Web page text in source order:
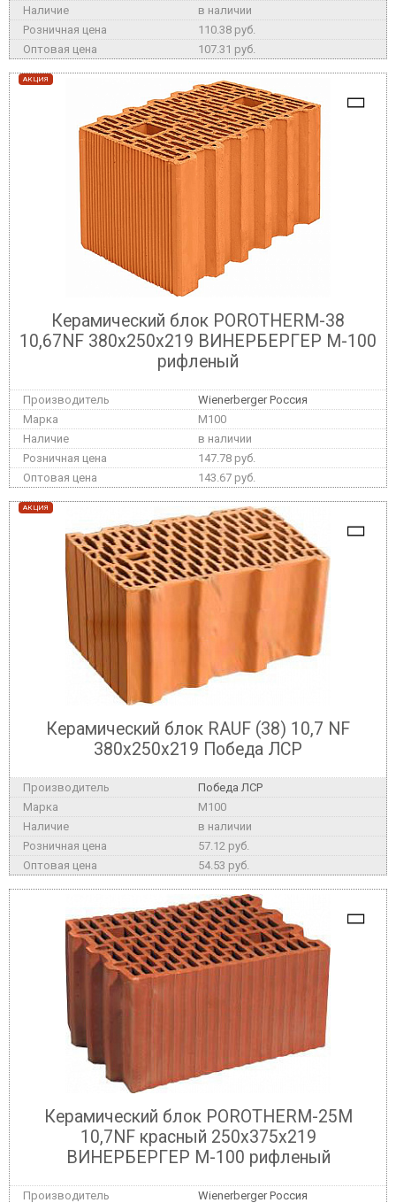
в наличии
110.38 руб.
107.31 руб.
АКЦИЯ
Керамический блок POROTHERM-38
10,67NF 380x250x219 ВИНЕРБЕРГЕР М-100
рифленый
Wienerberger Россия
M100
в наличии
147.78 руб.
143.67 руб.
АКЦИЯ
Керамический блок RAUF (38) 10,7 NF
380x250x219 Победа ЛСР
Победа ЛСР
M100
в наличии
57.12 руб.
54.53 руб.
Керамический блок POROTHERM-25М
10,7NF красный 250x375x219
ВИНЕРБЕРГЕР М-100 рифленый
Wienerberger Россия